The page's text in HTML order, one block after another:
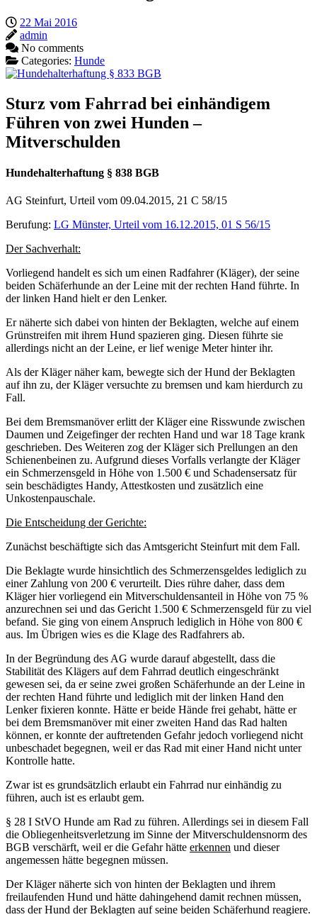
22 Mai 2016
admin
No comments
Categories: Hunde
Sturz vom Fahrrad bei einhändigem
Führen von zwei Hunden –
Mitverschulden
Hundehalterhaftung § 838 BGB
AG Steinfurt, Urteil vom 09.04.2015, 21 C 58/15
Berufung: LG Münster, Urteil vom 16.12.2015, 01 S 56/15
Der Sachverhalt:
Vorliegend handelt es sich um einen Radfahrer (Kläger), der seine
beiden Schäferhunde an der Leine mit der rechten Hand führte. In
der linken Hand hielt er den Lenker.
Er näherte sich dabei von hinten der Beklagten, welche auf einem
Grünstreifen mit ihrem Hund spazieren ging. Diesen führte sie
allerdings nicht an der Leine, er lief wenige Meter hinter ihr.
Als der Kläger näher kam, bewegte sich der Hund der Beklagten
auf ihn zu, der Kläger versuchte zu bremsen und kam hierdurch zu
Fall.
Bei dem Bremsmanöver erlitt der Kläger eine Risswunde zwischen
Daumen und Zeigefinger der rechten Hand und war 18 Tage krank
geschrieben. Des Weiteren zog der Kläger sich Prellungen an den
Schienenbeinen zu. Aufgrund dieses Vorfalls verlangte der Kläger
ein Schmerzensgeld in Höhe von 1.500 € und Schadensersatz für
sein beschädigtes Handy, Attestkosten und zusätzlich eine
Unkostenpauschale.
Die Entscheidung der Gerichte:
Zunächst beschäftigte sich das Amtsgericht Steinfurt mit dem Fall.
Die Beklagte wurde hinsichtlich des Schmerzensgeldes lediglich zu
einer Zahlung von 200 € verurteilt. Dies rühre daher, dass dem
Kläger hier vorliegend ein Mitverschuldensanteil in Höhe von 75 %
anzurechnen sei und das Gericht 1.500 € Schmerzensgeld für zu viel
befand. Sie ging von einem Anspruch lediglich in Höhe von 800 €
aus. Im Übrigen wies es die Klage des Radfahrers ab.
In der Begründung des AG wurde darauf abgestellt, dass die
Stabilität des Klägers auf dem Fahrrad deutlich eingeschränkt
gewesen sei, da er seine zwei großen Schäferhunde an der Leine in
der rechten Hand führte und lediglich mit der linken Hand den
Lenker fixieren konnte. Hätte er beide Hände frei gehabt, hätte er
bei dem Bremsmanöver mit einer zweiten Hand das Rad halten
können, er konnte der auftretenden Gefahr jedoch vorliegend nicht
unbeschadet begegnen, weil er das Rad mit einer Hand nicht unter
Kontrolle hatte.
Zwar ist es grundsätzlich erlaubt ein Fahrrad nur einhändig zu
führen, auch ist es erlaubt gem.
§ 28 I StVO Hunde am Rad zu führen. Allerdings sei in diesem Fall
die Obliegenheitsverletzung im Sinne der Mitverschuldensnorm des
BGB verschärft, weil er die Gefahr hätte erkennen und dieser
angemessen hätte begegnen müssen.
Der Kläger näherte sich von hinten der Beklagten und ihrem
freilaufenden Hund und hätte dahingehend damit rechnen müssen,
dass der Hund der Beklagten auf seine beiden Schäferhund reagiere.